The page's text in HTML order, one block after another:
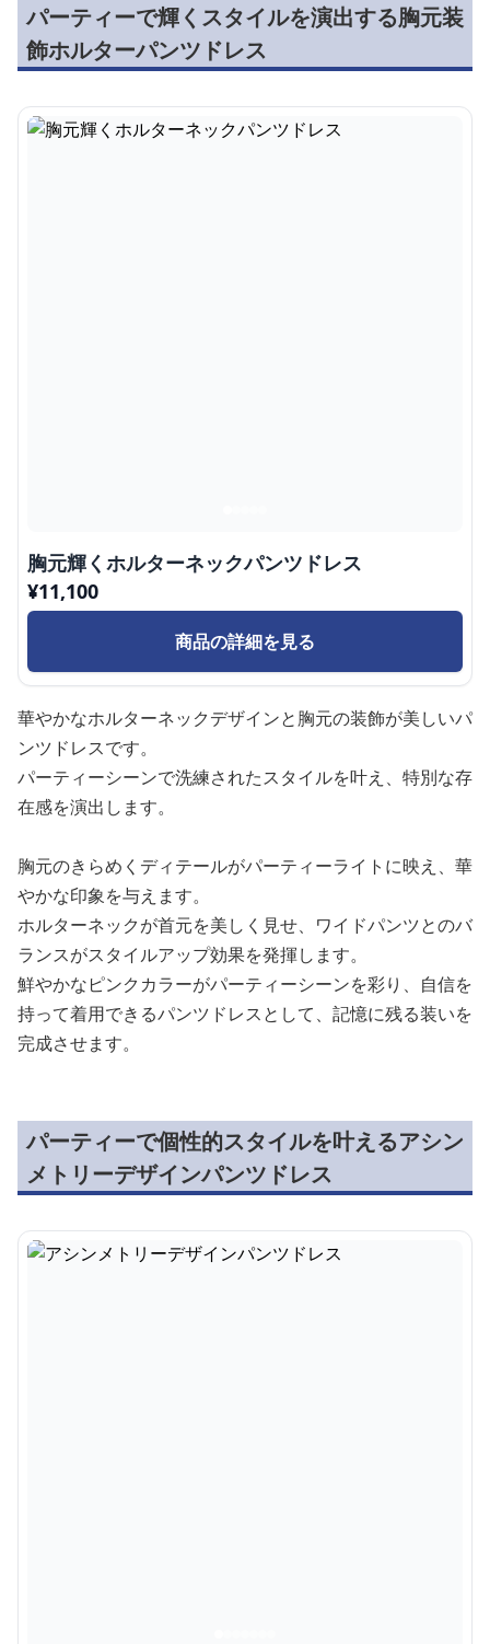
パーティーで輝くスタイルを演出する胸元装
飾ホルターパンツドレス
胸元輝くホルターネックパンツドレス
¥11,100
商品の詳細を見る
華やかなホルターネックデザインと胸元の装飾が美しいパ
ンツドレスです。
パーティーシーンで洗練されたスタイルを叶え、特別な存
在感を演出します。
胸元のきらめくディテールがパーティーライトに映え、華
やかな印象を与えます。
ホルターネックが首元を美しく見せ、ワイドパンツとのバ
ランスがスタイルアップ効果を発揮します。
鮮やかなピンクカラーがパーティーシーンを彩り、自信を
持って着用できるパンツドレスとして、記憶に残る装いを
完成させます。
パーティーで個性的スタイルを叶えるアシン
メトリーデザインパンツドレス